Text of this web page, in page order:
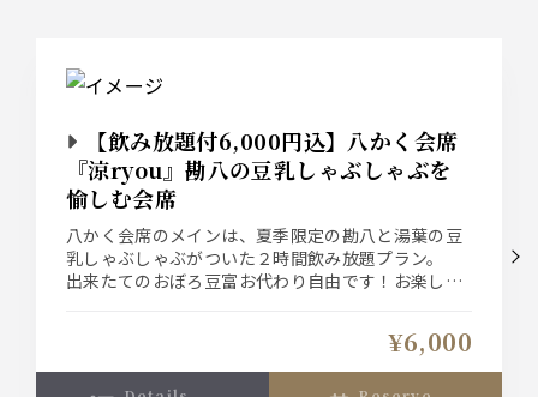
【飲み放題付6,000円込】八かく会席
『涼ryou』勘八の豆乳しゃぶしゃぶを
愉しむ会席
八かく会席のメインは、夏季限定の勘八と湯葉の豆
乳しゃぶしゃぶがついた２時間飲み放題プラン。
出来たてのおぼろ豆富お代わり自由です！お楽しみ
¥6,000